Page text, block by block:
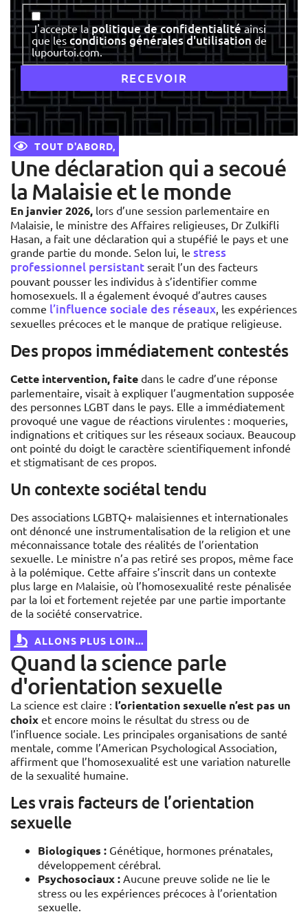
Consentement
J'accepte lapolitique de confidentialitéainsi
que les conditions générales d'utilisation de
lupourtoi.com.
TOUT D'ABORD,
Une déclaration qui a secoué
la Malaisie et le monde
En janvier 2026, lors d’une session parlementaire en
Malaisie, le ministre des Affaires religieuses, Dr Zulkifli
Hasan, a fait une déclaration qui a stupéfié le pays et une
grande partie du monde. Selon lui, le stress
professionnel persistant serait l’un des facteurs
pouvant pousser les individus à s’identifier comme
homosexuels. Il a également évoqué d’autres causes
comme l’influence sociale des réseaux, les expériences
sexuelles précoces et le manque de pratique religieuse.
Des propos immédiatement contestés
Cette intervention, faite dans le cadre d’une réponse
parlementaire, visait à expliquer l’augmentation supposée
des personnes LGBT dans le pays. Elle a immédiatement
provoqué une vague de réactions virulentes : moqueries,
indignations et critiques sur les réseaux sociaux. Beaucoup
ont pointé du doigt le caractère scientifiquement infondé
et stigmatisant de ces propos.
Un contexte sociétal tendu
Des associations LGBTQ+ malaisiennes et internationales
ont dénoncé une instrumentalisation de la religion et une
méconnaissance totale des réalités de l’orientation
sexuelle. Le ministre n’a pas retiré ses propos, même face
à la polémique. Cette affaire s’inscrit dans un contexte
plus large en Malaisie, où l’homosexualité reste pénalisée
par la loi et fortement rejetée par une partie importante
de la société conservatrice.
ALLONS PLUS LOIN...
Quand la science parle
d'orientation sexuelle
La science est claire : l’orientation sexuelle n’est pas un
choix et encore moins le résultat du stress ou de
l’influence sociale. Les principales organisations de santé
mentale, comme l’American Psychological Association,
affirment que l’homosexualité est une variation naturelle
de la sexualité humaine.
Les vrais facteurs de l’orientation
sexuelle
Biologiques : Génétique, hormones prénatales,
développement cérébral.
Psychosociaux : Aucune preuve solide ne lie le
stress ou les expériences précoces à l’orientation
sexuelle.